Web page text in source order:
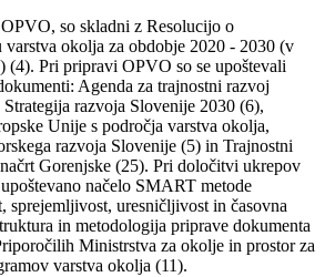
so skladni z Resolucijo o
varstva okolja za obdobje 2020 - 2030 (v
(4). Pri pripravi OPVO so se upoštevali
Agenda za trajnostni razvoj
razvoja Slovenije 2030 (6),
Unije s področja varstva okolja,
razvoja Slovenije (5) in Trajnostni
Gorenjske (25). Pri določitvi ukrepov
načelo SMART metode
sprejemljivost, uresničljivost in časovna
in metodologija priprave dokumenta
Ministrstva za okolje in prostor za
varstva okolja (11).